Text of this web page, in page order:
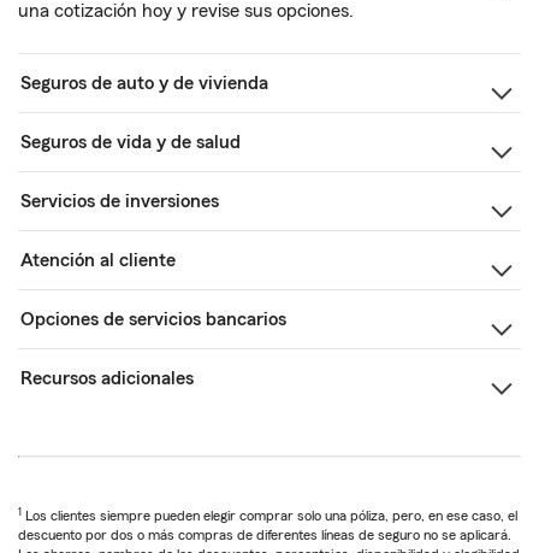
una cotización hoy y revise sus opciones.
Seguros de auto y de vivienda
Seguros de vida y de salud
Servicios de inversiones
Atención al cliente
Opciones de servicios bancarios
Recursos adicionales
1 Los clientes siempre pueden elegir comprar solo una póliza, pero, en ese caso, el
descuento por dos o más compras de diferentes líneas de seguro no se aplicará.